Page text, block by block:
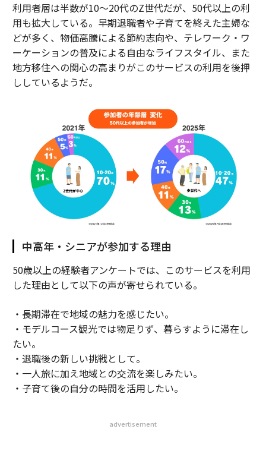
利用者層は半数が10～20代のZ世代だが、50代以上の利
用も拡大している。早期退職者や子育てを終えた主婦な
どが多く、物価高騰による節約志向や、テレワーク・ワ
ーケーションの普及による自由なライフスタイル、また
地方移住への関心の高まりがこのサービスの利用を後押
ししているようだ。
中高年・シニアが参加する理由
50歳以上の経験者アンケートでは、このサービスを利用
した理由として以下の声が寄せられている。
・長期滞在で地域の魅力を感じたい。
・モデルコース観光では物足りず、暮らすように滞在し
たい。
・退職後の新しい挑戦として。
・一人旅に加え地域との交流を楽しみたい。
・子育て後の自分の時間を活用したい。
advertisement